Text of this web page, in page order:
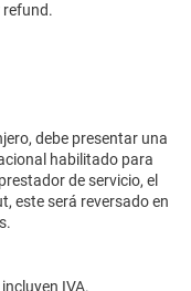
refund.
debe presentar una
habilitado para
de servicio, el
este será reversado en
IVA.